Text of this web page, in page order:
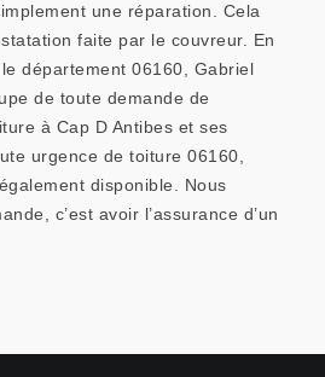
une réparation. Cela
faite par le couvreur. En
département 06160, Gabriel
de toute demande de
à Cap D Antibes et ses
urgence de toiture 06160,
disponible. Nous
c’est avoir l’assurance d’un